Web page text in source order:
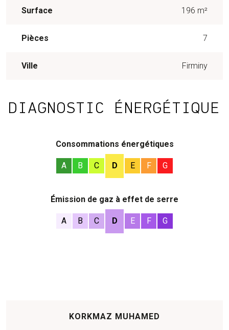
Surface 196 m²
Pièces 7
Ville Firminy
DIAGNOSTIC ÉNERGÉTIQUE
Consommations énergétiques
A B C D E F G
Émission de gaz à effet de serre
A B C D E F G
KORKMAZ MUHAMED